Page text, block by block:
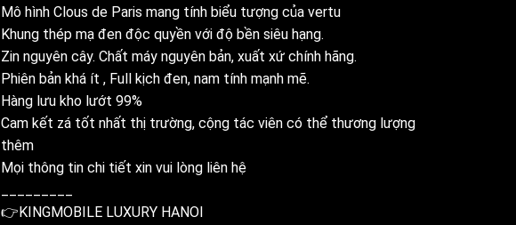
Mô hình Clous de Paris mang tính biểu tượng của vertu
Khung thép mạ đen độc quyền với độ bền siêu hạng.
Zin nguyên cây. Chất máy nguyên bản, xuất xứ chính hãng.
Phiên bản khá ít , Full kịch đen, nam tính mạnh mẽ.
Hàng lưu kho lướt 99%
Cam kết zá tốt nhất thị trường, cộng tác viên có thể thương lượng
thêm
Mọi thông tin chi tiết xin vui lòng liên hệ
👉KINGMOBILE LUXURY HANOI